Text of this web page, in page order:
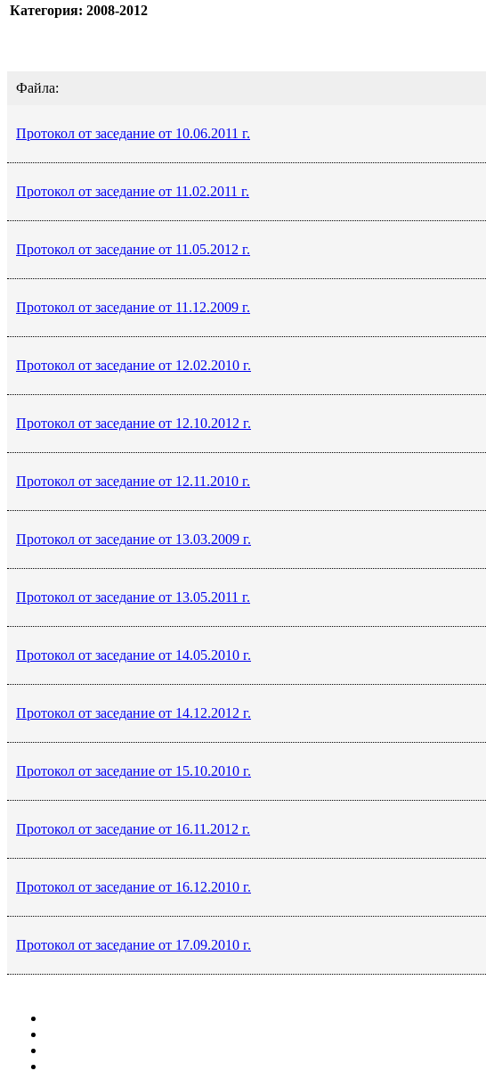
Категория: 2008-2012
Файла:
Протокол от заседание от 10.06.2011 г.
Протокол от заседание от 11.02.2011 г.
Протокол от заседание от 11.05.2012 г.
Протокол от заседание от 11.12.2009 г.
Протокол от заседание от 12.02.2010 г.
Протокол от заседание от 12.10.2012 г.
Протокол от заседание от 12.11.2010 г.
Протокол от заседание от 13.03.2009 г.
Протокол от заседание от 13.05.2011 г.
Протокол от заседание от 14.05.2010 г.
Протокол от заседание от 14.12.2012 г.
Протокол от заседание от 15.10.2010 г.
Протокол от заседание от 16.11.2012 г.
Протокол от заседание от 16.12.2010 г.
Протокол от заседание от 17.09.2010 г.